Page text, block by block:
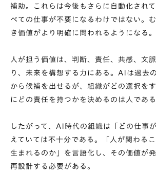
補助。これらは今後もさらに自動化され
べての仕事が不要になるわけではない。
き価値がより明確に問われるようになる。
人が担う価値は、判断、責任、共感、文
り、未来を構想する力にある。AIは過去
から候補を出せるが、組織がどの選択を
にどの責任を持つかを決めるのは人である
したがって、AI時代の組織は「どの仕事
えていては不十分である。「人が関わる
生まれるのか」を言語化し、その価値が
再設計する必要がある。